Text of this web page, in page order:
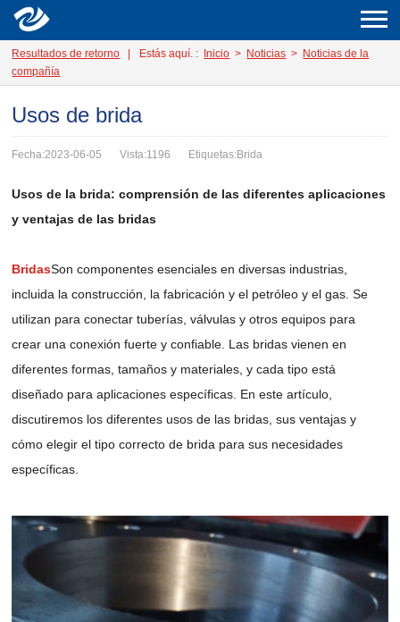
Resultados de retorno Estás aquí. : Inicio > Noticias > Noticias de la
compañía
Usos de brida
Fecha:2023-06-05 Vista:1196 Etiquetas:Brida
Usos de la brida: comprensión de las diferentes aplicaciones
y ventajas de las bridas
BridasSon componentes esenciales en diversas industrias,
incluida la construcción, la fabricación y el petróleo y el gas. Se
utilizan para conectar tuberías, válvulas y otros equipos para
crear una conexión fuerte y confiable. Las bridas vienen en
diferentes formas, tamaños y materiales, y cada tipo está
diseñado para aplicaciones específicas. En este artículo,
discutiremos los diferentes usos de las bridas, sus ventajas y
cómo elegir el tipo correcto de brida para sus necesidades
específicas.